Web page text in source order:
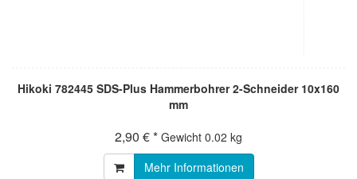
Hikoki 782445 SDS-Plus Hammerbohrer 2-Schneider 10x160
mm
2,90 € * Gewicht 0.02 kg
Mehr Informationen